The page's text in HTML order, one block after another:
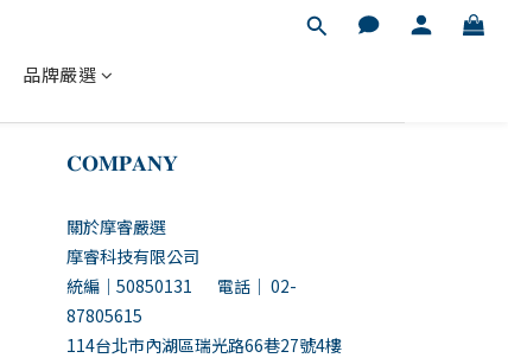
品牌嚴選
𝐂𝐎𝐌𝐏𝐀𝐍𝐘
關於摩睿嚴選
摩睿科技有限公司
統編｜50850131 電話｜ 02-
87805615
114台北市內湖區瑞光路66巷27號4樓